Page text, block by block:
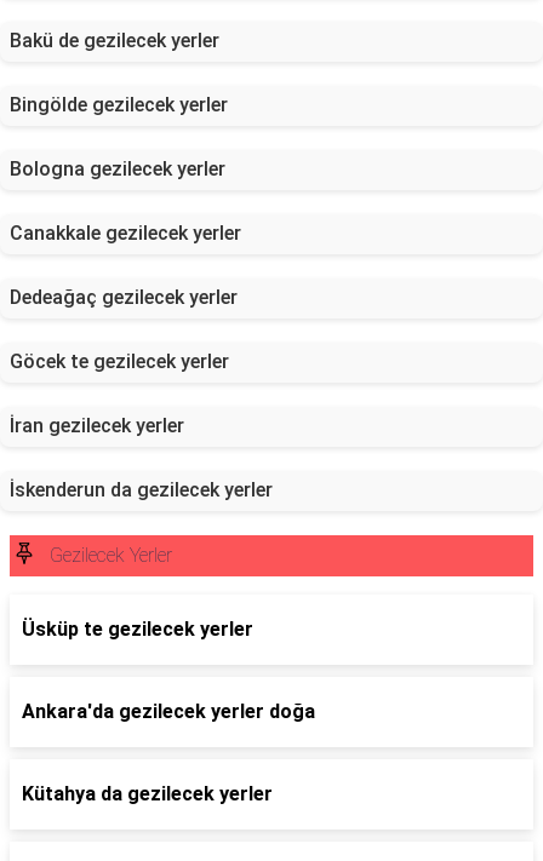
Bakü de gezilecek yerler
Bingölde gezilecek yerler
Bologna gezilecek yerler
Canakkale gezilecek yerler
Dedeağaç gezilecek yerler
Göcek te gezilecek yerler
İran gezilecek yerler
İskenderun da gezilecek yerler
Gezilecek Yerler
Üsküp te gezilecek yerler
Ankara'da gezilecek yerler doğa
Kütahya da gezilecek yerler